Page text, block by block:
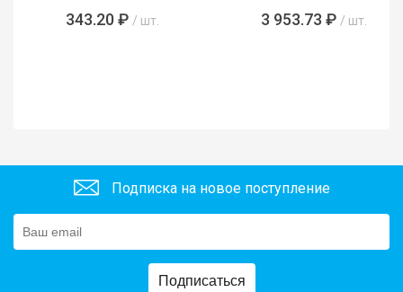
343.20 ₽ / шт. 3 953.73 ₽ / шт.
Подписка на новое поступление
Подписаться